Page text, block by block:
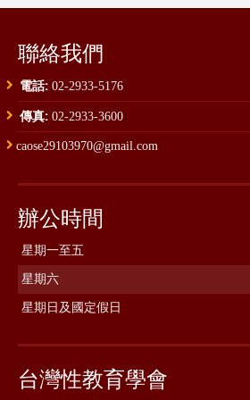
聯絡我們
電話: 02-2933-5176
傳真: 02-2933-3600
caose29103970@gmail.com
辦公時間
星期一至五
星期六
星期日及國定假日
台灣性教育學會